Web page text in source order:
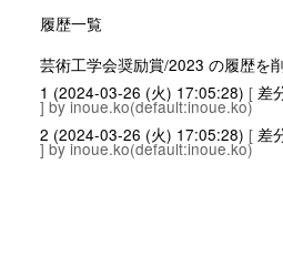
履歴一覧
芸術工学会奨励賞/2023 の履歴を
1 (2024-03-26 (火) 17:05:28) [ 差
] by inoue.ko(default:inoue.ko)
2 (2024-03-26 (火) 17:05:28) [ 差
] by inoue.ko(default:inoue.ko)